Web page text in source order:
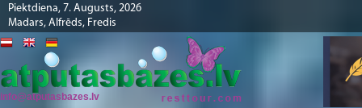
Piektdiena, 7. Augusts, 2026
Madars, Alfrēds, Fredis
info@atputasbazes.lv